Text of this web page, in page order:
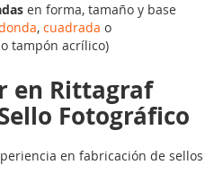
en forma, tamaño y base
, cuadrada o
o tampón acrílico)
en Rittagraf
Fotográfico
en fabricación de sellos